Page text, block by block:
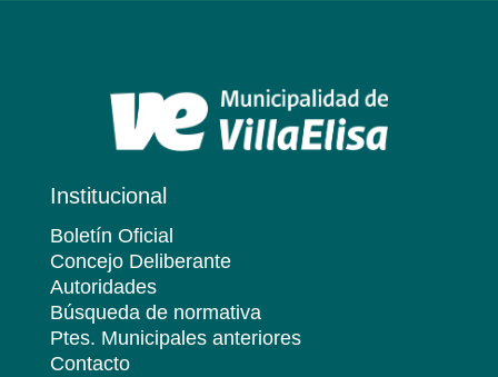
Institucional
Boletín Oficial
Concejo Deliberante
Autoridades
Búsqueda de normativa
Ptes. Municipales anteriores
Contacto